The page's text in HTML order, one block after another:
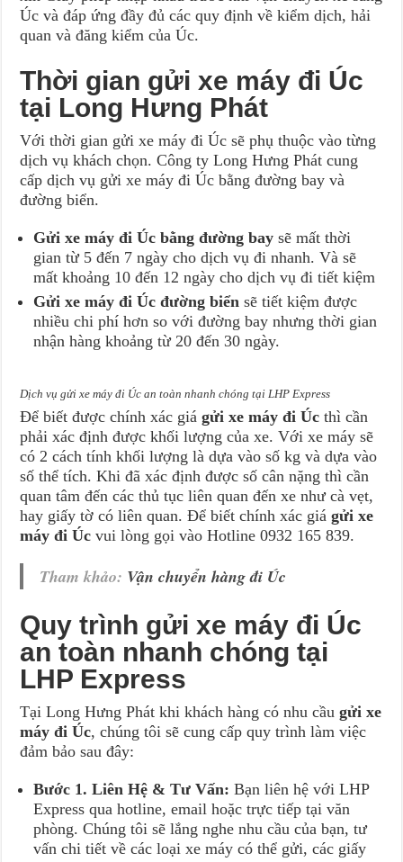
Úc và đáp ứng đầy đủ các quy định về kiểm dịch, hải
quan và đăng kiểm của Úc.
Thời gian gửi xe máy đi Úc
tại Long Hưng Phát
Với thời gian gửi xe máy đi Úc sẽ phụ thuộc vào từng
dịch vụ khách chọn. Công ty Long Hưng Phát cung
cấp dịch vụ gửi xe máy đi Úc bằng đường bay và
đường biển.
Gửi xe máy đi Úc bằng đường bay sẽ mất thời
gian từ 5 đến 7 ngày cho dịch vụ đi nhanh. Và sẽ
mất khoảng 10 đến 12 ngày cho dịch vụ đi tiết kiệm
Gửi xe máy đi Úc đường biển sẽ tiết kiệm được
nhiều chi phí hơn so với đường bay nhưng thời gian
nhận hàng khoảng từ 20 đến 30 ngày.
Dịch vụ gửi xe máy đi Úc an toàn nhanh chóng tại LHP Express
Để biết được chính xác giágửi xe máy đi Úc thì cần
phải xác định được khối lượng của xe. Với xe máy sẽ
có 2 cách tính khối lượng là dựa vào số kg và dựa vào
số thể tích. Khi đã xác định được số cân nặng thì cần
quan tâm đến các thủ tục liên quan đến xe như cà vẹt,
hay giấy tờ có liên quan. Để biết chính xác giágửi xe
máy đi Úc vui lòng gọi vào Hotline 0932 165 839.
Tham khảo: Vận chuyển hàng đi Úc
Quy trình gửi xe máy đi Úc
an toàn nhanh chóng tại
LHP Express
Tại Long Hưng Phát khi khách hàng có nhu cầugửi xe
máy đi Úc, chúng tôi sẽ cung cấp quy trình làm việc
đảm bảo sau đây:
Bước 1. Liên Hệ & Tư Vấn: Bạn liên hệ với LHP
Express qua hotline, email hoặc trực tiếp tại văn
phòng. Chúng tôi sẽ lắng nghe nhu cầu của bạn, tư
vấn chi tiết về các loại xe máy có thể gửi, các giấy